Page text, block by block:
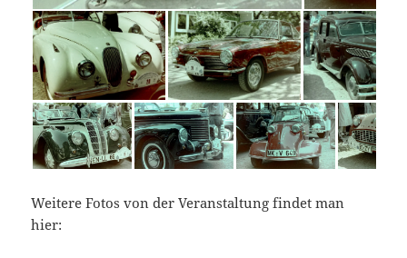
Weitere Fotos von der Veranstaltung findet man
hier: